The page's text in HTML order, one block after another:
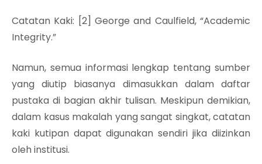
Catatan Kaki: [2] George and Caulfield, “Academic
Integrity.”
Namun, semua informasi lengkap tentang sumber
yang diutip biasanya dimasukkan dalam daftar
pustaka di bagian akhir tulisan. Meskipun demikian,
dalam kasus makalah yang sangat singkat, catatan
kaki kutipan dapat digunakan sendiri jika diizinkan
oleh institusi.